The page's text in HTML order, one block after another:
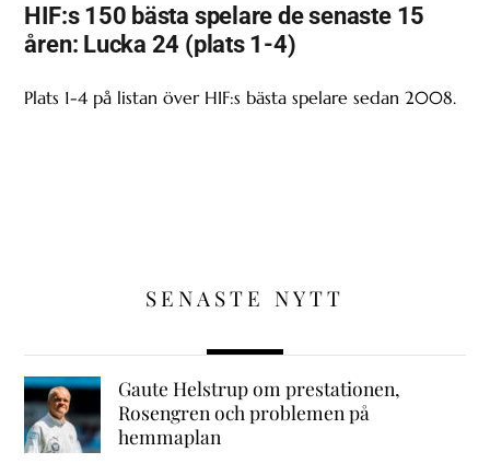
HIF:s 150 bästa spelare de senaste 15
åren: Lucka 24 (plats 1-4)
Plats 1-4 på listan över HIF:s bästa spelare sedan 2008.
SENASTE NYTT
Gaute Helstrup om prestationen,
Rosengren och problemen på
hemmaplan